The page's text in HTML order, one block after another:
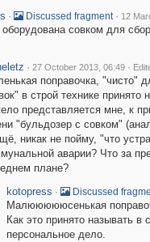
· Discussed fragment · 12
совком для
· 27 October 2013, 06:49 ·
поправочка, "чисто"
в строй технике принято
представляется мне, к
"бульдозер с совком"
никак не пойму, "что
аварии? Что за
плане?
kotopress · Discussed
Малюююююсенькая
Как это принято называть в
персональное дело.